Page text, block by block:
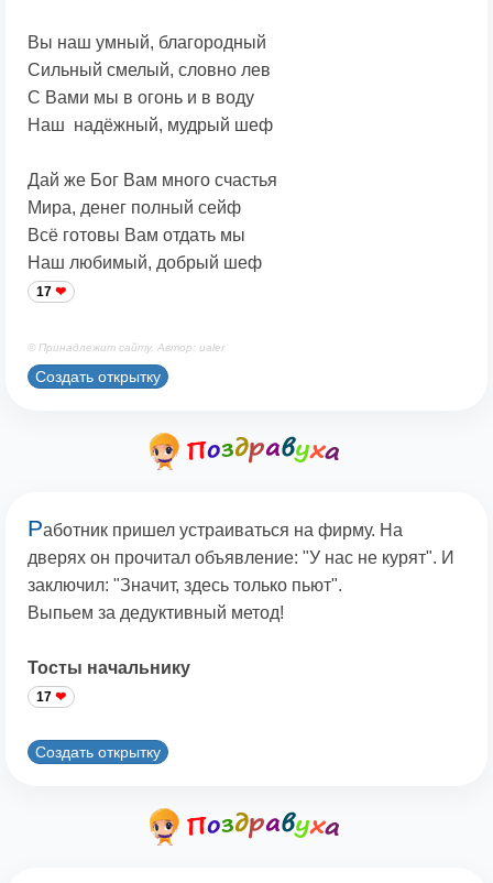
Вы наш умный, благородный
Сильный смелый, словно лев
С Вами мы в огонь и в воду
Наш надёжный, мудрый шеф
Дай же Бог Вам много счастья
Мира, денег полный сейф
Всё готовы Вам отдать мы
Наш любимый, добрый шеф
17
© Принадлежит сайту. Автор: ualer
Создать открытку
Работник пришел устраиваться на фирму. На
дверях он прочитал объявление: "У нас не курят". И
заключил: "Значит, здесь только пьют".
Выпьем за дедуктивный метод!
Тосты начальнику
17
Создать открытку